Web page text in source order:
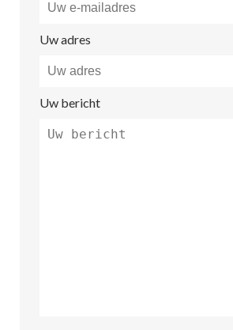
Uw adres
Uw bericht